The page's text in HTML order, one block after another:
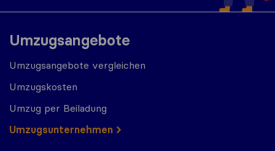
Umzugsangebote
Umzugsangebote vergleichen
Umzugskosten
Umzug per Beiladung
Umzugs​​unternehmen